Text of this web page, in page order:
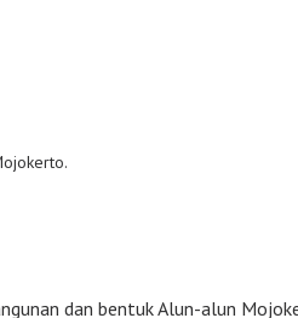
dan bentuk Alun-alun